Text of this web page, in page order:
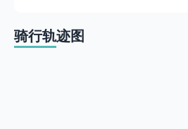
骑行轨迹图